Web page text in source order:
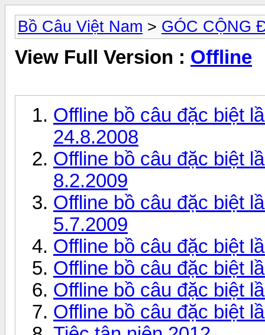
Bồ Câu Việt Nam > GÓC CỘNG
View Full Version : Offline
Offline bồ câu đặc biệt
24.8.2008
Offline bồ câu đặc biệt
8.2.2009
Offline bồ câu đặc biệt
5.7.2009
Offline bồ câu đặc biệt
Offline bồ câu đặc biệt
Offline bồ câu đặc biệt
Offline bồ câu đặc biệt